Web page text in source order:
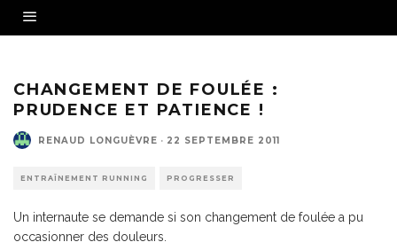
CHANGEMENT DE FOULÉE :
PRUDENCE ET PATIENCE !
RENAUD LONGUÈVRE · 22 SEPTEMBRE 2011
ENTRAÎNEMENT RUNNING PROGRESSER
Un internaute se demande si son changement de foulée a pu
occasionner des douleurs.